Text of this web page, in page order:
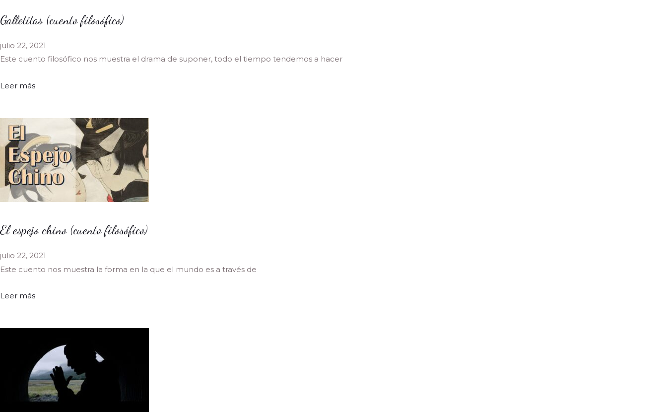
Galletitas (cuento filosófico)
julio 22, 2021
Este cuento filosófico nos muestra el drama de suponer, todo el tiempo tendemos a hacer
Leer más
El espejo chino (cuento filosófico)
julio 22, 2021
Este cuento nos muestra la forma en la que el mundo es a través de
Leer más